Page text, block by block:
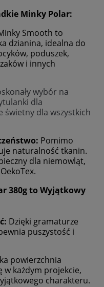
Minky Polar:
Smooth to
dzianina, idealna do
poduszek,
i innych
wybór na
dla
świetny dla wszystkich
Pomimo
naturalność tkanin.
dla niemowląt,
380g to Wyjątkowy
Dzięki gramaturze
puszystość i
powierzchnia
w każdym projekcie,
charakteru.